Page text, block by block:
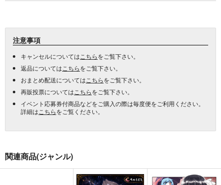
注意事項
キャンセルについては こちらをご覧下さい。
返品については こちらをご覧下さい。
おまとめ配送については こちらをご覧下さい。
再販投票については こちらをご覧下さい。
イベント応募券付商品などをご購入の際は毎度便をご利用ください。
詳細は こちらをご覧ください。
関連商品(ジャンル)